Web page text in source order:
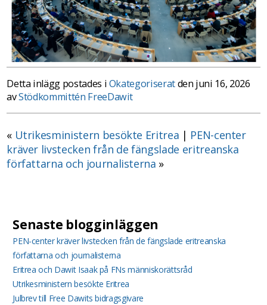
Detta inlägg postades iOkategoriseratden juni 16, 2026
avStödkommittén FreeDawit
« Utrikesministern besökte Eritrea | PEN-center
kräver livstecken från de fängslade eritreanska
författarna och journalisterna »
Senaste blogginläggen
PEN-center kräver livstecken från de fängslade eritreanska
författarna och journalisterna
Eritrea och Dawit Isaak på FNs människorättsråd
Utrikesministern besökte Eritrea
Julbrev till Free Dawits bidragsgivare